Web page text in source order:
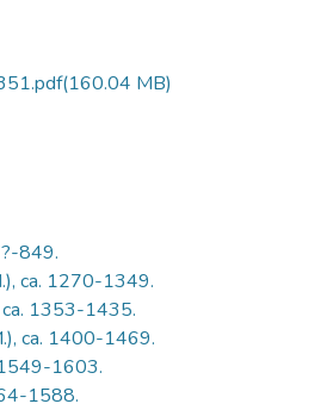
(160.04 MB)
849.
ca. 1270-1349.
ca. 1353-1435.
ca. 1400-1469.
1603.
1588.